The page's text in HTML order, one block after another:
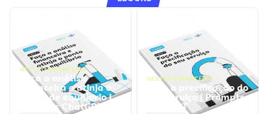
GESTÃO FINANCEIRA
Faça a análise
financeira e atinja o
ponto de equilíbrio |
Prompts ChatGPT
GESTÃO FINANCEIRA
Faça a precificação do
seu serviço | Prompts
ChatGPT